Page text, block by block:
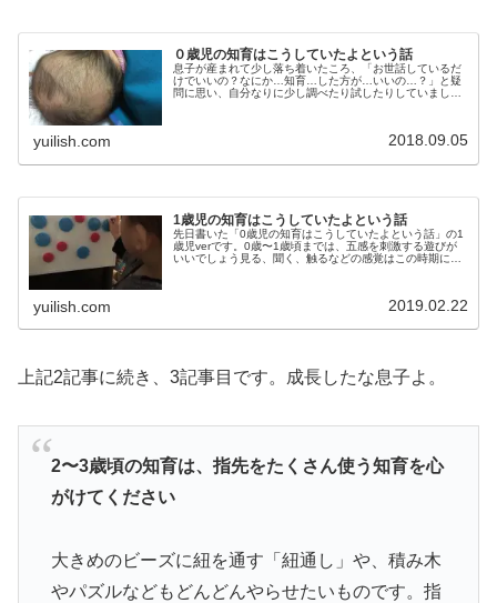
０歳児の知育はこうしていたよという話
息子が産まれて少し落ち着いたころ、「お世話しているだ
けでいいの？なにか…知育…した方が…いいの…？」と疑
問に思い、自分なりに少し調べたり試したりしていまし
yuilish.com 2018.09.05
1歳児の知育はこうしていたよという話
先日書いた「0歳児の知育はこうしていたよという話」の1
歳児verです。0歳〜1歳頃までは、五感を刺激する遊びが
いいでしょう見る、聞く、触るなどの感覚はこの時期に急
yuilish.com 2019.02.22
上記2記事に続き、3記事目です。成長したな息子よ。
2〜3歳頃の知育は、指先をたくさん使う知育を心
がけてください
大きめのビーズに紐を通す「紐通し」や、積み木
やパズルなどもどんどんやらせたいものです。指